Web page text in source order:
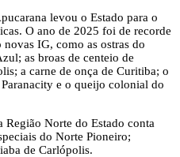
levou o Estado para o
O ano de 2025 foi de recorde
IG, como as ostras do
as broas de centeio de
a carne de onça de Curitiba; o
e o queijo colonial do
Região Norte do Estado conta
do Norte Pioneiro;
de Carlópolis.